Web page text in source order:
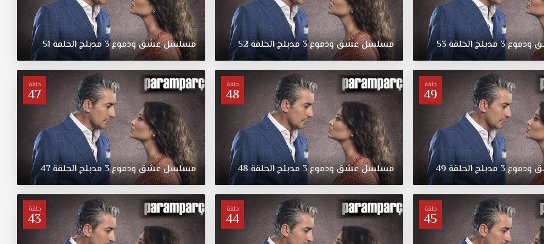
ودموع3 مدبلجالحلقة53 مسلسلعشقودموع3 مدبلجالحلقة52 مسلسلعشقودموع3 مدبلجالحلقة 51
حلقة
49
ودموع3 مدبلجالحلقة 49
حلقة
48
مسلسلعشقودموع3 مدبلجالحلقة 48
حلقة
47
مسلسلعشقودموع3 مدبلجالحلقة47
حلقة
45
حلقة
44
حلقة
43